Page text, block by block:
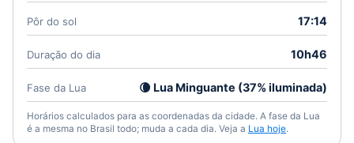
Pôr do sol 17:14
Duração do dia 10h46
Fase da Lua 🌘 Lua Minguante (37% iluminada)
Horários calculados para as coordenadas da cidade. A fase da Lua
é a mesma no Brasil todo; muda a cada dia. Veja a Lua hoje.